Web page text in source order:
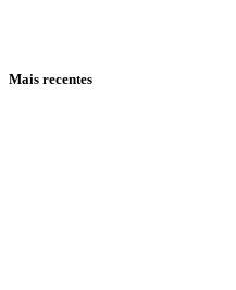
Mais recentes